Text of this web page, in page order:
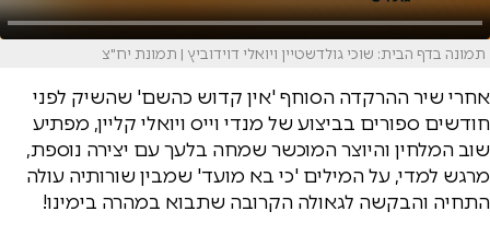
תמונה בדף הבית: שוכי גולדשטיין ויואלי דוידוביץ | תמונת יח"צ
אחרי שיר ההרקדה הסוחף 'אין קדוש כהשם' שהשיק לפני
חודשים ספורים בביצוע של מנדי וייס ויואלי קליין, מפתיע
שוב המלחין והיוצר המוכשר שמחה בלעך עם יצירה נוספת,
מרגש למדי, על המילים 'כי בא מועד' שמבין שורותיה עולה
התחיה והבקשה לגאולה הקרובה שתבוא במהרה בימינו!